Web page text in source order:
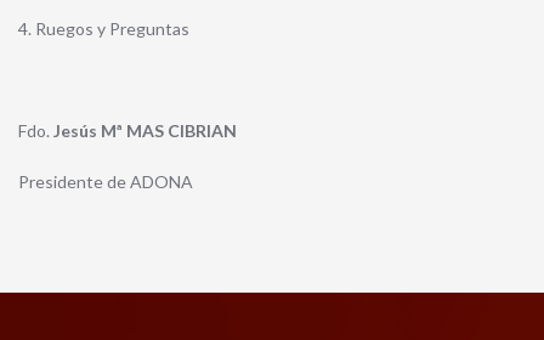
4. Ruegos y Preguntas
Fdo. Jesús Mª MAS CIBRIAN
Presidente de ADONA